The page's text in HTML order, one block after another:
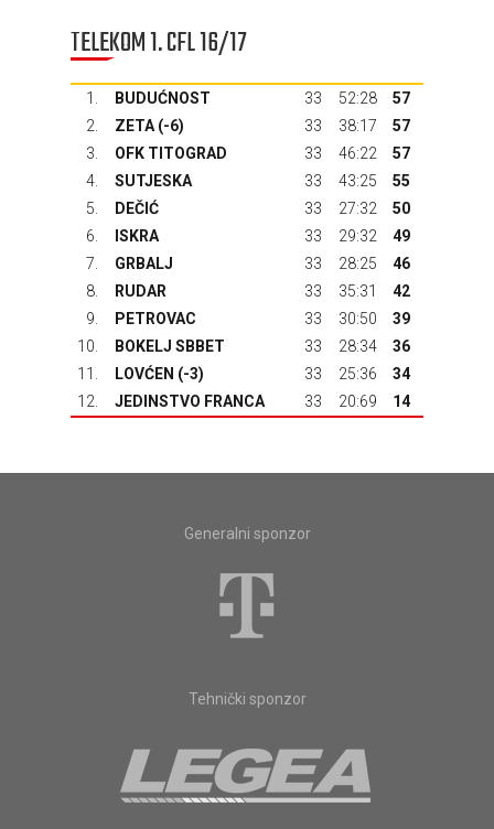
TELEKOM 1. CFL 16/17
1. BUDUĆNOST 33 52:28
57
2.
ZETA (-6) 33 38:17
57
3.
OFK TITOGRAD 33 46:22
57
4.
SUTJESKA 33 43:25
55
5.
DEČIĆ 33 27:32
50
6.
ISKRA 33 29:32
49
7.
GRBALJ 33 28:25
46
8.
RUDAR 33 35:31
42
9.
PETROVAC 33 30:50
39
10.
BOKELJ SBBET 33 28:34
36
11.
LOVĆEN (-3) 33 25:36
34
12.
JEDINSTVO FRANCA 33 20:69 14
Generalni sponzor
Tehnički sponzor